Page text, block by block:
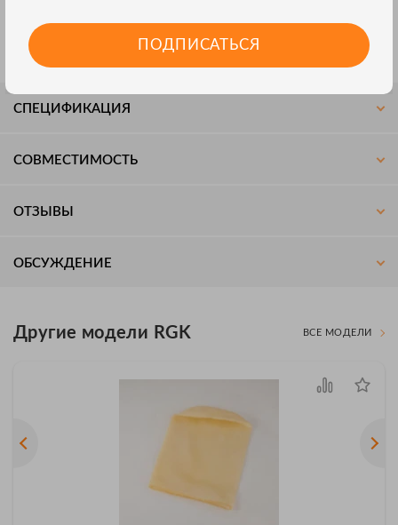
или боковым расположением входных гнезд, например,
комбинированным токовым клещам.
СПЕЦИФИКАЦИЯ
СОВМЕСТИМОСТЬ
ОТЗЫВЫ
ОБСУЖДЕНИЕ
Другие модели RGK ВСЕ МОДЕЛИ
ПОДПИСАТЬСЯ